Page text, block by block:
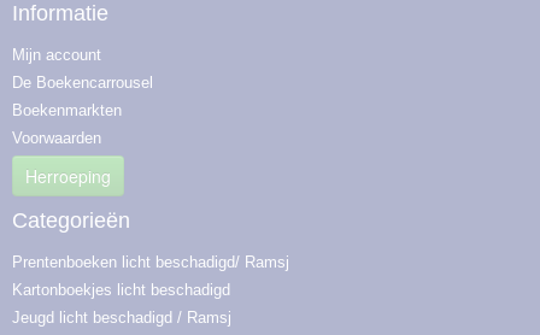
Informatie
Mijn account
De Boekencarrousel
Boekenmarkten
Voorwaarden
Herroeping
Categorieën
Prentenboeken licht beschadigd/ Ramsj
Kartonboekjes licht beschadigd
Jeugd licht beschadigd / Ramsj